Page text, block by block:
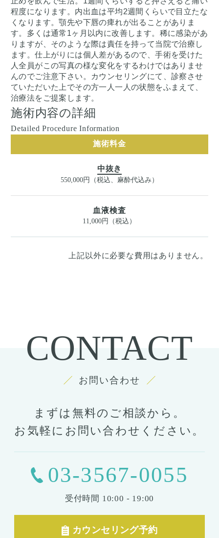
程度になります。内出血は平均2週間くらいで目立たな
くなります。顎先や下唇の痺れが出ることがありま
す。多くは通常1ヶ月以内に改善します。稀に感染があ
りますが、そのような際は責任を持って当院で治療し
ます。仕上がりには個人差があるので、手術を受けた
人全員がこの写真の様な変化をするわけではありませ
んのでご注意下さい。カウンセリングにて、診察させ
ていただいた上でその方一人一人の状態をふまえて、
治療法をご提案します。
施術内容の詳細
Detailed Procedure Information
施術料金
中抜き
550,000円（税込、麻酔代込み）
血液検査
11,000円（税込）
上記以外に必要な費用はありません。
CONTACT
お問い合わせ
まずは無料のご相談から。
お気軽にお問い合わせください。
03-3567-0055
受付時間 10:00 - 19:00
カウンセリング予約